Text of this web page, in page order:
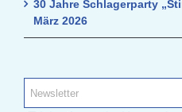
30 Jahre Schlagerparty
März 2026